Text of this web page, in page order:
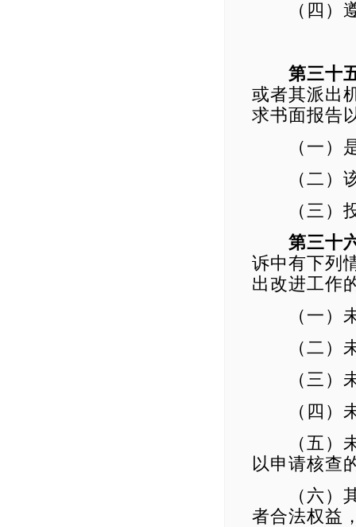
（四）遵
第三十
或者其派出
求书面报告
（一）是
（二）该
（三）投
第三十
诉中有下列
出改进工作
（一）未
（二）未
（三）未
（四）未
（五）未
以申请核查
（六）其
者合法权益